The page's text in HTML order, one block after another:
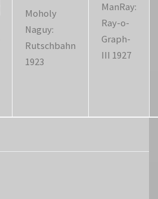
Moholy
Naguy:
Rutschbahn
1923
ManRay:
Ray-o-
Graph-
III 1927